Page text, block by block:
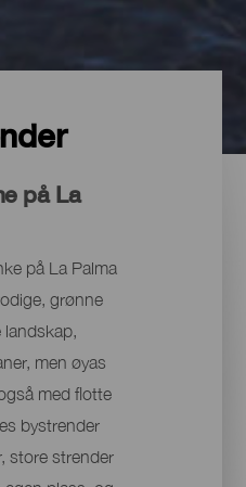
på La
på La Palma
grønne
men øyas
med flotte
bystrender
store strender